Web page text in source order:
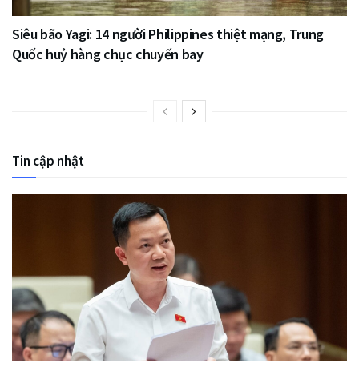
Siêu bão Yagi: 14 người Philippines thiệt mạng, Trung
Quốc huỷ hàng chục chuyến bay
Tin cập nhật